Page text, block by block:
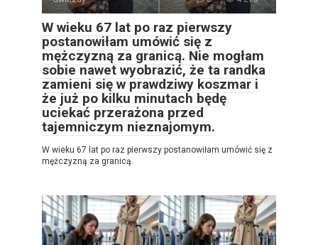
W wieku 67 lat po raz pierwszy
postanowiłam umówić się z
mężczyzną za granicą. Nie mogłam
sobie nawet wyobrazić, że ta randka
zamieni się w prawdziwy koszmar i
że już po kilku minutach będę
uciekać przerażona przed
tajemniczym nieznajomym.
W wieku 67 lat po raz pierwszy postanowiłam umówić się z
mężczyzną za granicą.